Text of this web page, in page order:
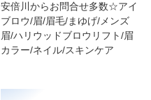
安倍川からお問合せ多数☆アイ
ブロウ/眉/眉毛/まゆげ/メンズ
眉/ハリウッドブロウリフト/眉
カラー/ネイル/スキンケア